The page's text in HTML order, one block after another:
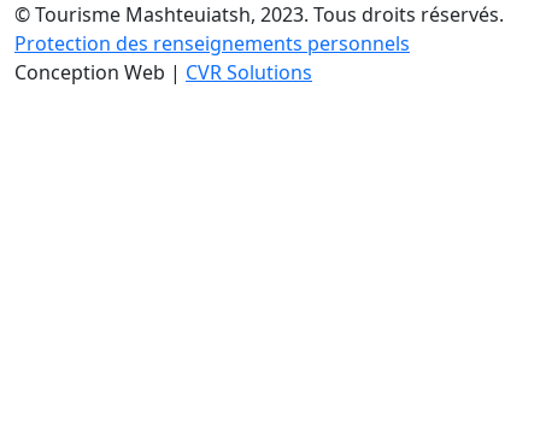
© Tourisme Mashteuiatsh, 2023. Tous droits réservés.
Protection des renseignements personnels
Conception Web | CVR Solutions